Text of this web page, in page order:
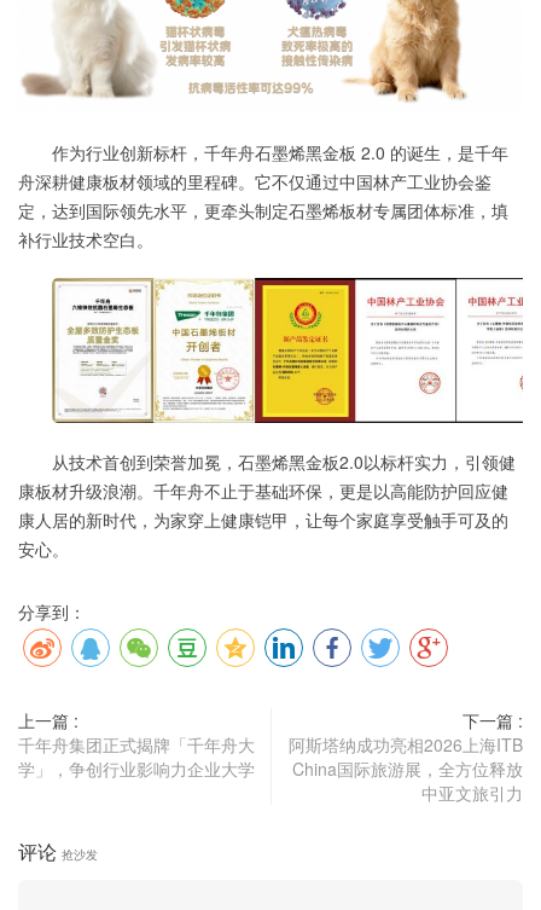
作为行业创新标杆，千年舟石墨烯黑金板 2.0 的诞生，是千年
舟深耕健康板材领域的里程碑。它不仅通过中国林产工业协会鉴
定，达到国际领先水平，更牵头制定石墨烯板材专属团体标准，填
补行业技术空白。
从技术首创到荣誉加冕，石墨烯黑金板2.0以标杆实力，引领健
康板材升级浪潮。千年舟不止于基础环保，更是以高能防护回应健
康人居的新时代，为家穿上健康铠甲，让每个家庭享受触手可及的
安心。
分享到：
上一篇 :
千年舟集团正式揭牌「千年舟大
学」，争创行业影响力企业大学
下一篇 :
阿斯塔纳成功亮相2026上海ITB
China国际旅游展，全方位释放
中亚文旅引力
评论 抢沙发